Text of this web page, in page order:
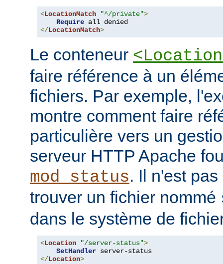
<LocationMatch "^/private">
Require
</LocationMatch>
Le conteneur
faire référence à un
fichiers. Par exemple,
montre comment faire
particulière vers un
serveur HTTP Apache
mod_status. Il n'est
trouver un fichier nommé
dans le système de
<Location "/server-status">
SetHandler
</Location>